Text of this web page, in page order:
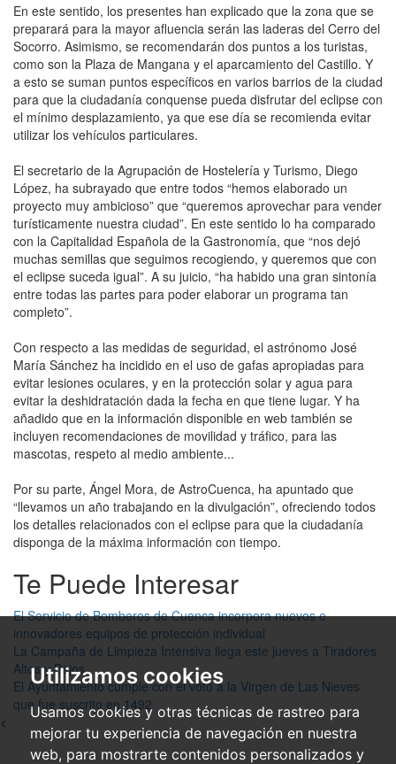
Utilizamos cookies
Usamos cookies y otras técnicas de rastreo para
mejorar tu experiencia de navegación en nuestra
web, para mostrarte contenidos personalizados y
En este sentido, los presentes han explicado que la zona que se
preparará para la mayor afluencia serán las laderas del Cerro del
Socorro. Asimismo, se recomendarán dos puntos a los turistas,
como son la Plaza de Mangana y el aparcamiento del Castillo. Y
a esto se suman puntos específicos en varios barrios de la ciudad
para que la ciudadanía conquense pueda disfrutar del eclipse con
el mínimo desplazamiento, ya que ese día se recomienda evitar
utilizar los vehículos particulares.
El secretario de la Agrupación de Hostelería y Turismo, Diego
López, ha subrayado que entre todos “hemos elaborado un
proyecto muy ambicioso” que “queremos aprovechar para vender
turísticamente nuestra ciudad”. En este sentido lo ha comparado
con la Capitalidad Española de la Gastronomía, que “nos dejó
muchas semillas que seguimos recogiendo, y queremos que con
el eclipse suceda igual”. A su juicio, “ha habido una gran sintonía
entre todas las partes para poder elaborar un programa tan
completo”.
Con respecto a las medidas de seguridad, el astrónomo José
María Sánchez ha incidido en el uso de gafas apropiadas para
evitar lesiones oculares, y en la protección solar y agua para
evitar la deshidratación dada la fecha en que tiene lugar. Y ha
añadido que en la información disponible en web también se
incluyen recomendaciones de movilidad y tráfico, para las
mascotas, respeto al medio ambiente...
Por su parte, Ángel Mora, de AstroCuenca, ha apuntado que
“llevamos un año trabajando en la divulgación”, ofreciendo todos
los detalles relacionados con el eclipse para que la ciudadanía
disponga de la máxima información con tiempo.
Te Puede Interesar
El Servicio de Bomberos de Cuenca incorpora nuevos e
innovadores equipos de protección individual
La Campaña de Limpieza Intensiva llega este jueves a Tiradores
Altos y Bajos
El Ayuntamiento cumple con el voto a la Virgen de Las Nieves
que fue suscrito en 1492
<